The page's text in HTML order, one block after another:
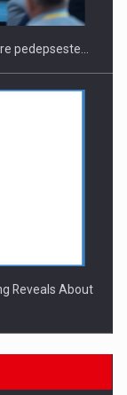
pedepseste…
Reveals About